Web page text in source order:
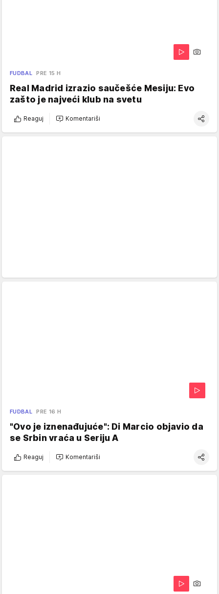
FUDBAL PRE 15 H
Real Madrid izrazio saučešće Mesiju: Evo
zašto je najveći klub na svetu
Reaguj Komentariši
FUDBAL PRE 16 H
"Ovo je iznenađujuće": Di Marcio objavio da
se Srbin vraća u Seriju A
Reaguj Komentariši